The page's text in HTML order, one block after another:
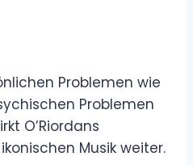
Problemen wie
Problemen
O’Riordans
Musik weiter.